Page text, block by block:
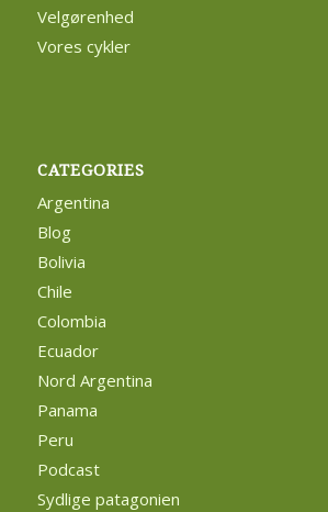
Velgørenhed
Vores cykler
CATEGORIES
Argentina
Blog
Bolivia
Chile
Colombia
Ecuador
Nord Argentina
Panama
Peru
Podcast
Sydlige patagonien